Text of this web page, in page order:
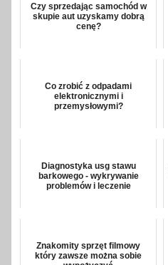
Czy sprzedając samochód w
skupie aut uzyskamy dobrą
cenę?
Co zrobić z odpadami
elektronicznymi i
przemysłowymi?
Diagnostyka usg stawu
barkowego - wykrywanie
problemów i leczenie
Znakomity sprzęt filmowy
który zawsze można sobie